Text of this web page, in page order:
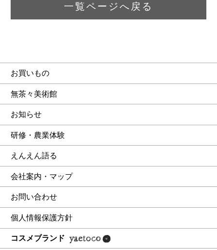
一覧ページへ戻る
お買いもの
無茶々美術館
お知らせ
研修・農業体験
えんえん語る
会社案内・マップ
お問い合わせ
個人情報保護方針
コスメブランド